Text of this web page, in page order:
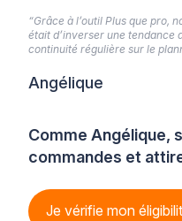
Comme Angélique,
commandes et
Je vérifie mon
“Grâce à l’outil Plus que pro,
était d’inverser une tendance
continuité régulière sur le
Angélique